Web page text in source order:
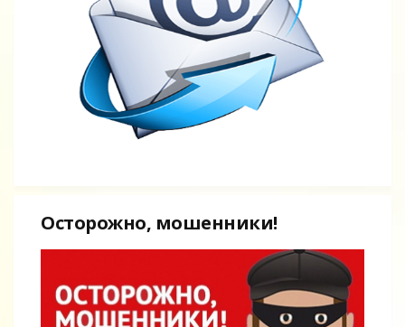
Осторожно, мошенники!